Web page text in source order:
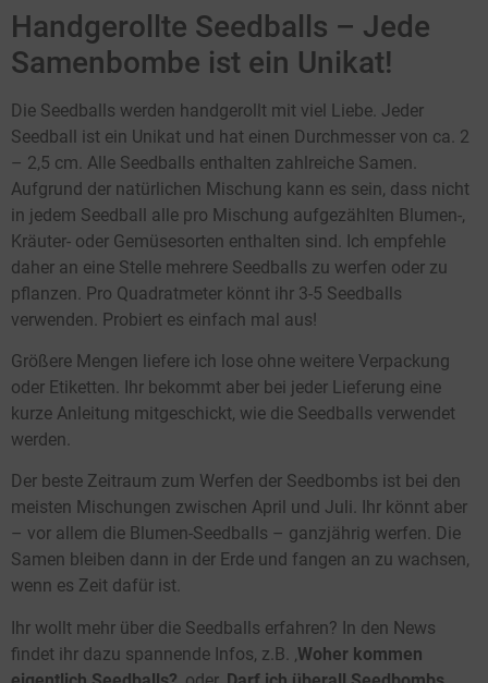
Handgerollte Seedballs – Jede
Samenbombe ist ein Unikat!
Die Seedballs werden handgerollt mit viel Liebe. Jeder
Seedball ist ein Unikat und hat einen Durchmesser von ca. 2
– 2,5 cm. Alle Seedballs enthalten zahlreiche Samen.
Aufgrund der natürlichen Mischung kann es sein, dass nicht
in jedem Seedball alle pro Mischung aufgezählten Blumen-,
Kräuter- oder Gemüsesorten enthalten sind. Ich empfehle
daher an eine Stelle mehrere Seedballs zu werfen oder zu
pflanzen. Pro Quadratmeter könnt ihr 3-5 Seedballs
verwenden. Probiert es einfach mal aus!
Größere Mengen liefere ich lose ohne weitere Verpackung
oder Etiketten. Ihr bekommt aber bei jeder Lieferung eine
kurze Anleitung mitgeschickt, wie die Seedballs verwendet
werden.
Der beste Zeitraum zum Werfen der Seedbombs ist bei den
meisten Mischungen zwischen April und Juli. Ihr könnt aber
– vor allem die Blumen-Seedballs – ganzjährig werfen. Die
Samen bleiben dann in der Erde und fangen an zu wachsen,
wenn es Zeit dafür ist.
Ihr wollt mehr über die Seedballs erfahren? In den News
findet ihr dazu spannende Infos, z.B. ‚ Woher kommen